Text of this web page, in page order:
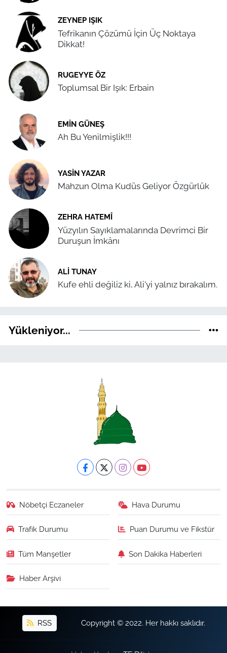
ZEYNEP IŞIK
Tefrikanın Çözümü İçin Üç Noktaya
Dikkat!
RUGEYYE ÖZ
Toplumsal Bir Işık: Erbain
EMIN GÜNEŞ
Ah Bu Yenilmişlik!!!
YASIN YAZAR
Mahzun Olma Kudüs Geliyor Özgürlük
ZEHRA HATEMÎ
Yüzyılın Sayıklamalarında Devrimci Bir
Duruşun İmkânı
ALI TUNAY
Kufe ehli değiliz ki, Ali'yi yalnız bırakalım.
Yükleniyor...
Nöbetçi Eczaneler Hava Durumu
Trafik Durumu Puan Durumu ve Fikstür
Tüm Manşetler Son Dakika Haberleri
Haber Arşivi
RSS Copyright © 2022. Her hakkı saklıdır.